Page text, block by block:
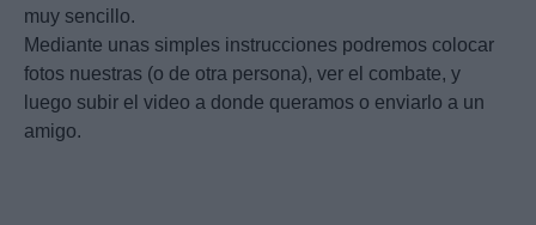
muy sencillo.
Mediante unas simples instrucciones podremos colocar
fotos nuestras (o de otra persona), ver el combate, y
luego subir el video a donde queramos o enviarlo a un
amigo.